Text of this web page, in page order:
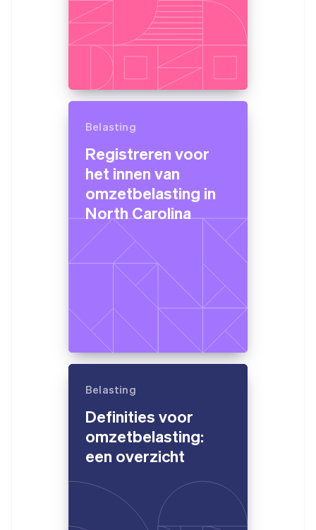
Belasting
Registreren voor
het innen van
omzetbelasting in
North Carolina
Belasting
Definities voor
omzetbelasting:
een overzicht